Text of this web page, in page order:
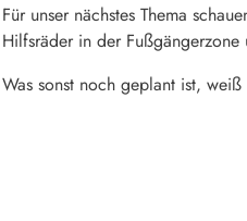
Für unser nächstes Thema
Hilfsräder in der
Was sonst noch geplant ist,